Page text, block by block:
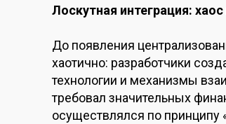
Лоскутная интеграция:
До появления
хаотично: разработчики
технологии и механизмы
требовал значительных
осуществлялся по принципу